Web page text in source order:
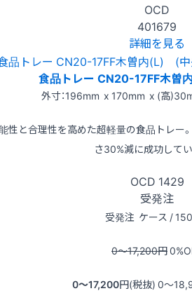
OCD
401679
詳細を見る
食品トレー CN20-17FF木
外寸：196mm x 170mm x (高
性と合理性を高めた超軽量の食品トレー
さ30%減に成功してい
OCD 1429
受発注
受発注 ケース /
0〜17,200円0
0〜17,200円(税抜) 0〜